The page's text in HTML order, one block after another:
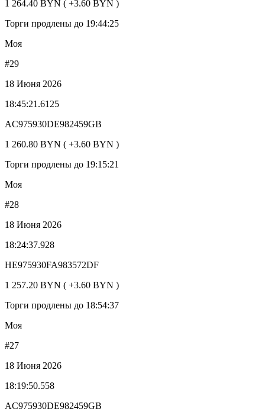
1 264.40 BYN ( +3.60 BYN )
Торги продлены до 19:44:25
Моя
#29
18 Июня 2026
18:45:21.6125
AC975930DE982459GB
1 260.80 BYN ( +3.60 BYN )
Торги продлены до 19:15:21
Моя
#28
18 Июня 2026
18:24:37.928
HE975930FA983572DF
1 257.20 BYN ( +3.60 BYN )
Торги продлены до 18:54:37
Моя
#27
18 Июня 2026
18:19:50.558
AC975930DE982459GB